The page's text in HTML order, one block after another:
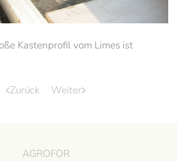
Kastenprofil vom Limes ist
Zurück Weiter
AGROFOR